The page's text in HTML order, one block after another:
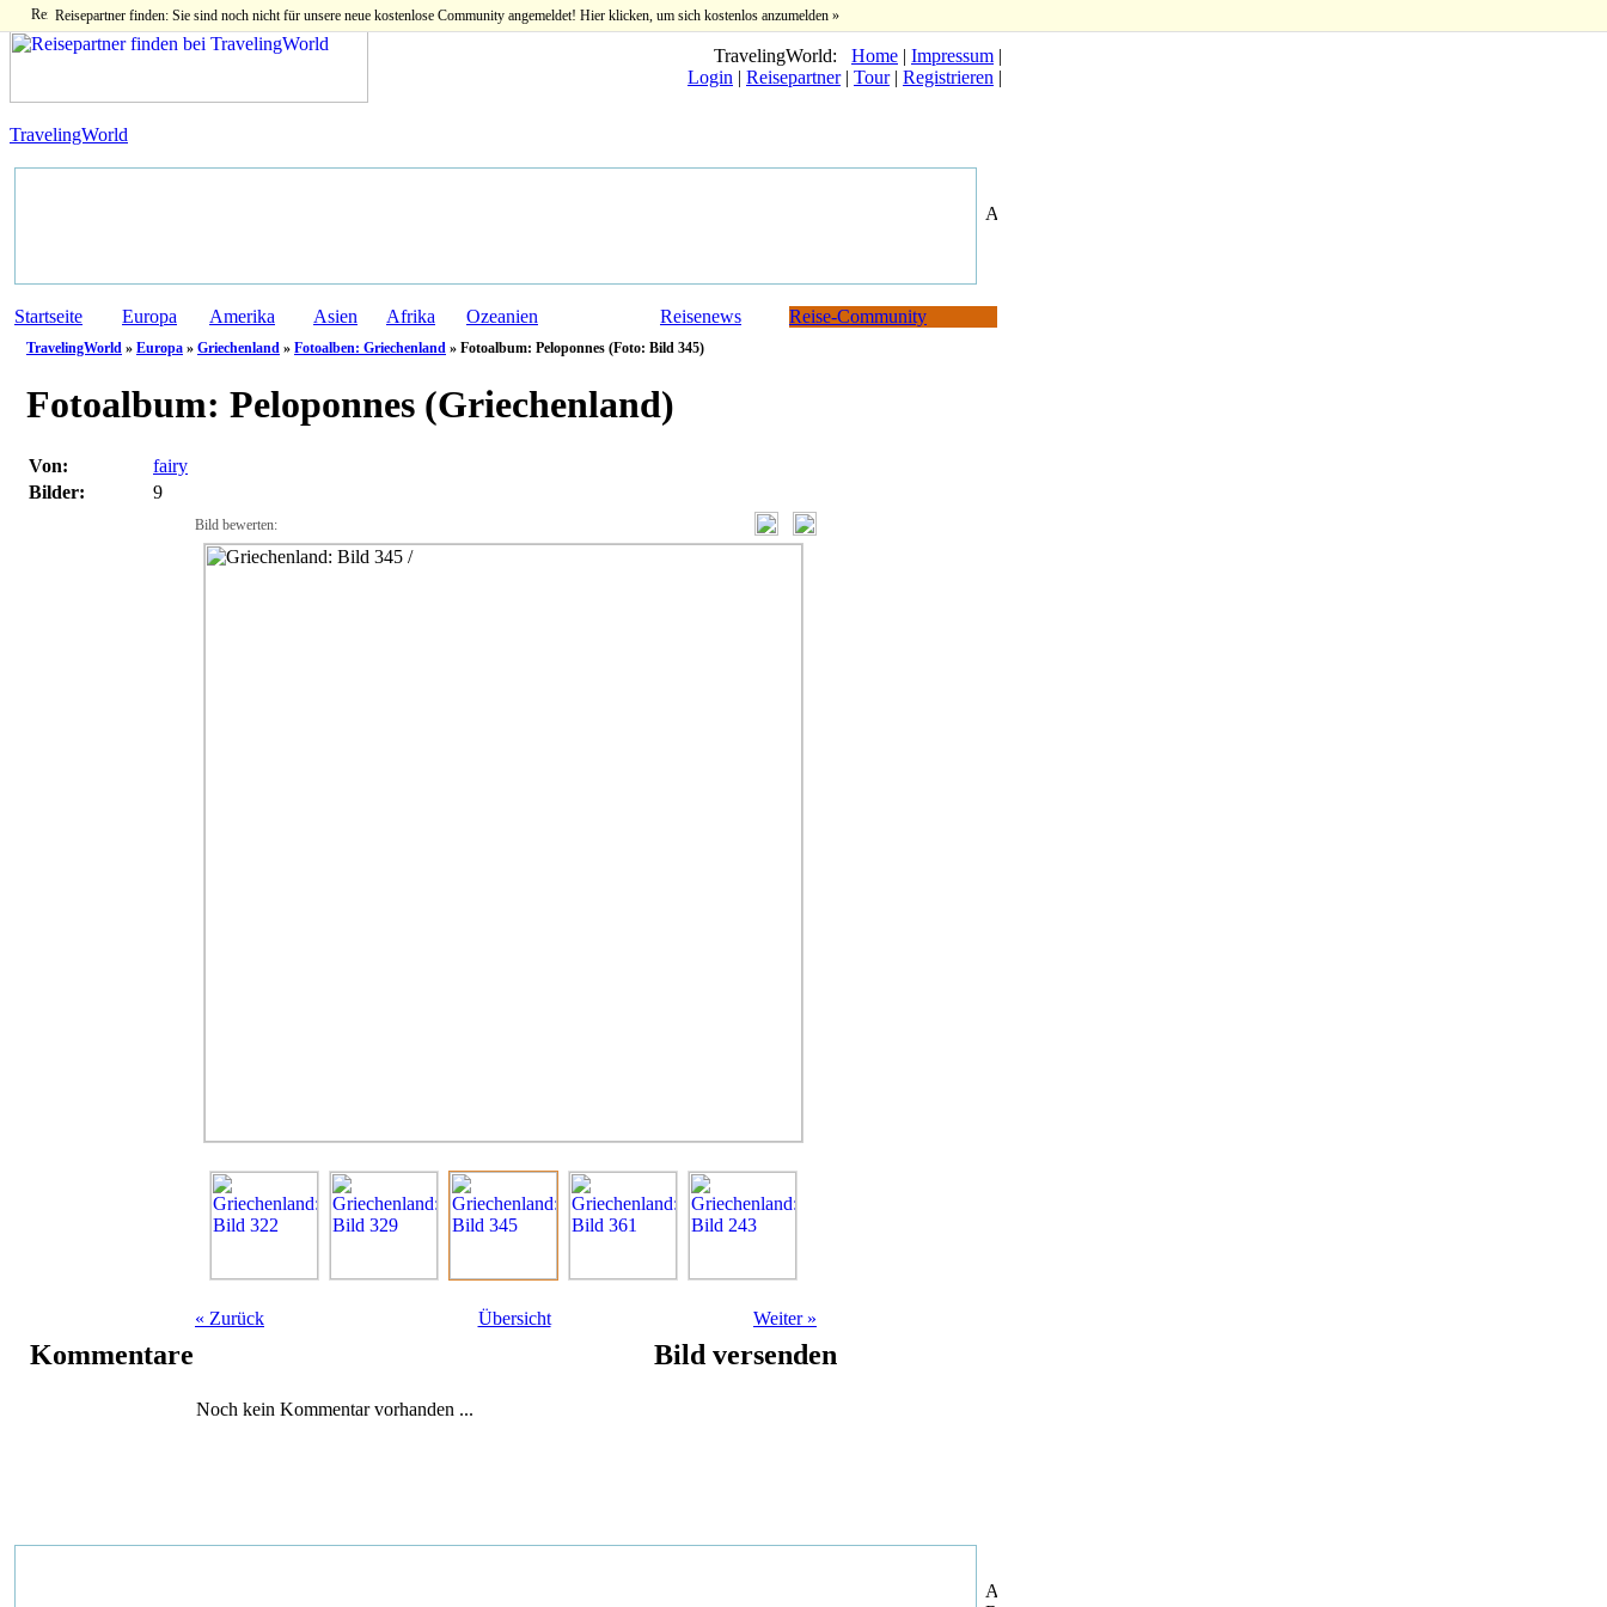
Reisepartner finden: Sie sind noch nicht für unsere neue kostenlose Community angemeldet! Hier klicken, um sich kostenlos anzumelden »
TravelingWorld: Home | Impressum |
Login | Reisepartner| Tour| Registrieren |
TravelingWorld
Startseite Europa Amerika Asien Afrika Ozeanien Reisenews Reise-Community
TravelingWorld » Europa » Griechenland » Fotoalben: Griechenland » Fotoalbum: Peloponnes (Foto: Bild 345)
Fotoalbum: Peloponnes (Griechenland)
Von:
fairy
Bilder:
9
Bild bewerten:
« Zurück Übersicht Weiter »
Kommentare
Noch kein Kommentar vorhanden ...
Bild versenden